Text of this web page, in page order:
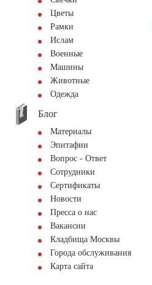
Цветы
Рамки
Ислам
Военные
Машины
Животные
Одежда
Блог
Материалы
Эпитафии
Вопрос - Ответ
Сотрудники
Сертификаты
Новости
Пресса о нас
Вакансии
Кладбища Москвы
Города обслуживания
Карта сайта